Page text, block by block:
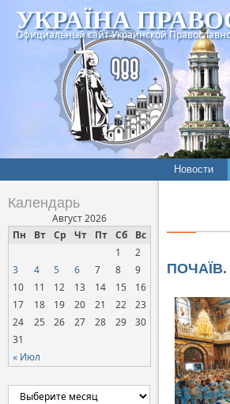
УКРАЇНА
Официальный сайт Украинской
Новости
отношения
верующих
Расколы,
СЛУЖЕНИЕ
Церковь и
Церковь и
Календарь
Август 2026
Пн
Вт Ср Чт Пт Сб Вс
« Июл
1
2
3
4 5 6 7 8
9
10
11 12 13 14 15
16
17
18 19 20 21 22
23
24
25 26 27 28 29
30
31
ПОЧАЇВ.